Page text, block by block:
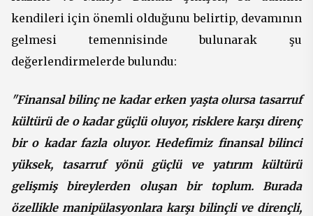
kendileri için önemli olduğunu belirtip, devamının
gelmesi temennisinde bulunarak şu
değerlendirmelerde bulundu:
"Finansal bilinç ne kadar erken yaşta olursa tasarruf
kültürü de o kadar güçlü oluyor, risklere karşı direnç
bir o kadar fazla oluyor. Hedefimiz finansal bilinci
yüksek, tasarruf yönü güçlü ve yatırım kültürü
gelişmiş bireylerden oluşan bir toplum. Burada
özellikle manipülasyonlara karşı bilinçli ve dirençli,